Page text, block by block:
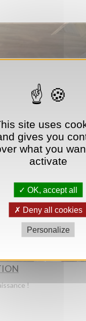
!
site uses
gives you
what you
activate
OK, accept all
Deny all cookies
Personalize